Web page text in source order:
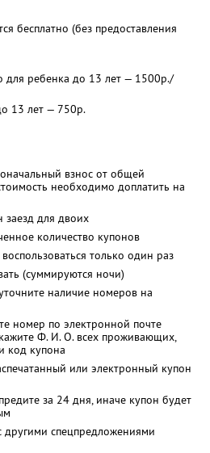
бесплатно (без предоставления
для ребенка до 13 лет — 1500р./
13 лет — 750р.
взнос от общей
необходимо доплатить на
заезд для двоих
количество купонов
только один раз
(суммируются ночи)
наличие номеров на
номер по электронной почте
Ф. И. О.всех проживающих,
код купона
или электронный купон
за 24 дня, иначе купон будет
другими спецпредложениями